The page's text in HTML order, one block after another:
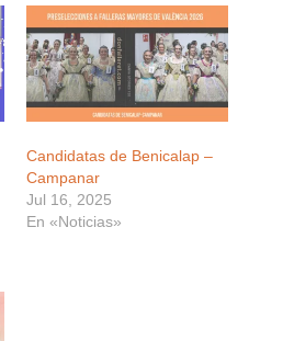
Candidatas de Benicalap –
Campanar
Jul 16, 2025
En «Noticias»